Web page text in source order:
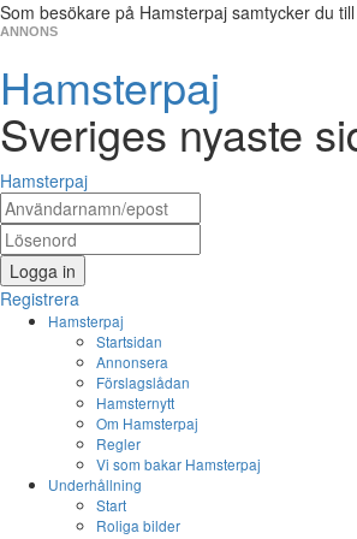
Som besökare på Hamsterpaj samtycker du
ANNONS
Hamsterpaj
Sveriges nyaste
Hamsterpaj
Logga in
Registrera
Hamsterpaj
Startsidan
Annonsera
Förslagslådan
Hamsternytt
Om Hamsterpaj
Regler
Vi som bakar Hamsterpaj
Underhållning
Start
Roliga bilder